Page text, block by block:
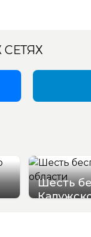
Шесть